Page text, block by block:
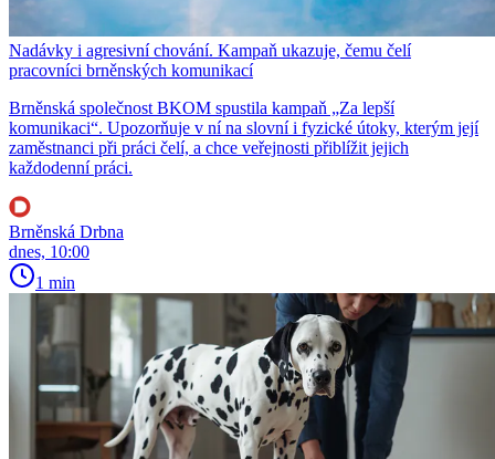
Nadávky i agresivní chování. Kampaň ukazuje, čemu čelí
pracovníci brněnských komunikací
Brněnská společnost BKOM spustila kampaň „Za lepší
komunikaci“. Upozorňuje v ní na slovní i fyzické útoky, kterým její
zaměstnanci při práci čelí, a chce veřejnosti přiblížit jejich
každodenní práci.
Brněnská Drbna
dnes, 10:00
1 min